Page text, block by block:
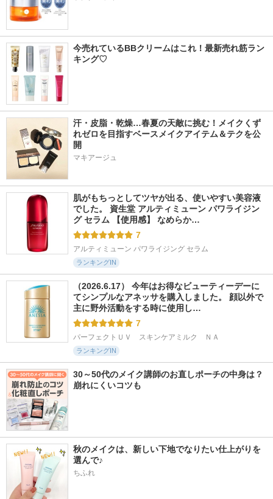
今売れているBBクリームはこれ！最新売れ筋ラン
キング♡
汗・皮脂・乾燥…春夏の天敵に挑む！メイクくず
れゼロを目指すベースメイクアイテム＆テクを公
開
マキアージュ
肌がもちっとしてツヤが出る、使いやすい美容液
でした。 資生堂 アルティミューン パワライジン
グ セラム 【使用感】 なめらか…
7
アルティミューン パワライジング セラム
ランキングIN
（2026.6.17） 今年はお得なビューティーデーに
てシンプルなアネッサを購入しました。 顔以外で
主に野外活動をする時に使用し…
7
パーフェクトＵＶ　スキンケアミルク　ＮＡ
ランキングIN
30～50代のメイク講師のお直しポーチの中身は？
崩れにくいコツも
秋のメイクは、新しい下地でなりたい仕上がりを
選んで♪
ちふれ